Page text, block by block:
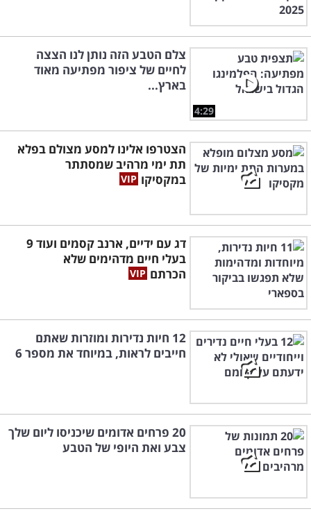
4:29
צלם הטבע הזה נותן לנו הצצה
לחיים של ציפור מפתיעה מאוד
בארץ...
הצטרפו אלינו למסע מצולם בפלא
תת ימי מרהיב שמסתתר
במקסיקו
דג עם ידיים, ארנב קסמים ועוד 9
בעלי חיים מדהימים שלא
הכרתם
12 חיות נדירות ומוזרות שאתם
חייבים לראות, במיוחד את מספר 6
20 פרחים אדומים שיכניסו ליום שלך
צבע ואת היופי של הטבע